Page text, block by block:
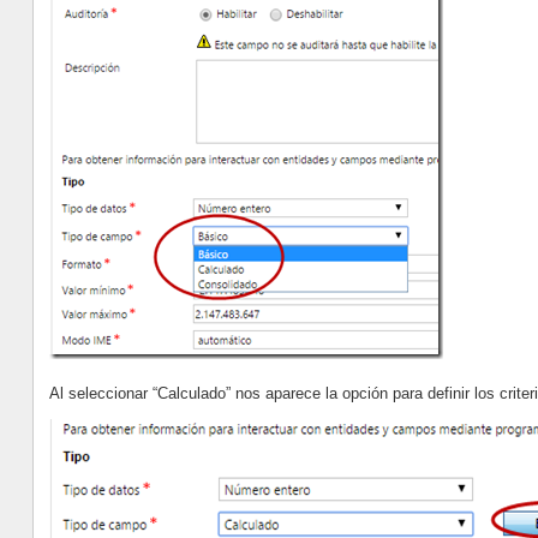
Al seleccionar “Calculado” nos aparece la opción para definir los